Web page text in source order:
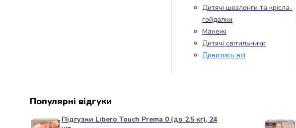
Рис
Гречана
Дитячі шезлонги та крісла-
гойдалки
Манежі
Дитячі світильники
Дивитись всі
Популярні відгуки
Підгузки Libero Touch Prema 0 (до 2.5 кг), 24